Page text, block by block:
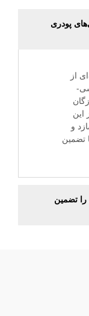
پودری
از
این
و
تضمین
تضمین